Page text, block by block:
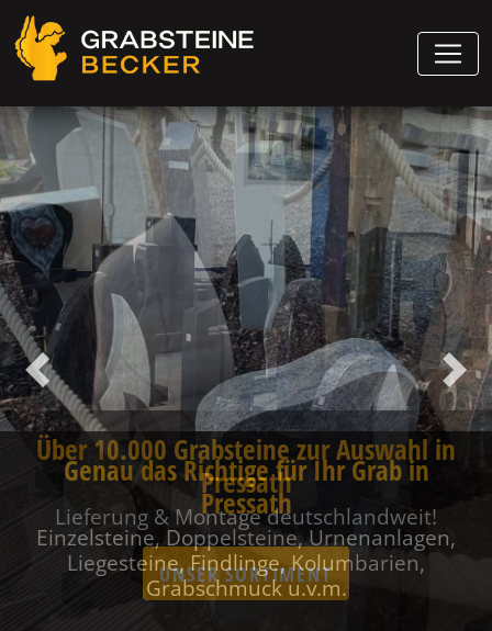
Genau das Richtige für Ihr Grab in
Pressath
Einzelsteine, Doppelsteine, Urnenanlagen,
Liegesteine, Findlinge, Kolumbarien,
Grabschmuck u.v.m.
Vorheriger